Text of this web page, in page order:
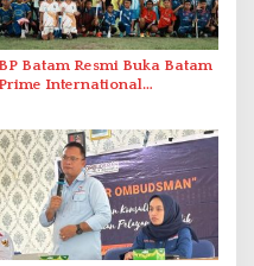
BP Batam Resmi Buka Batam
Prime International
Jamal